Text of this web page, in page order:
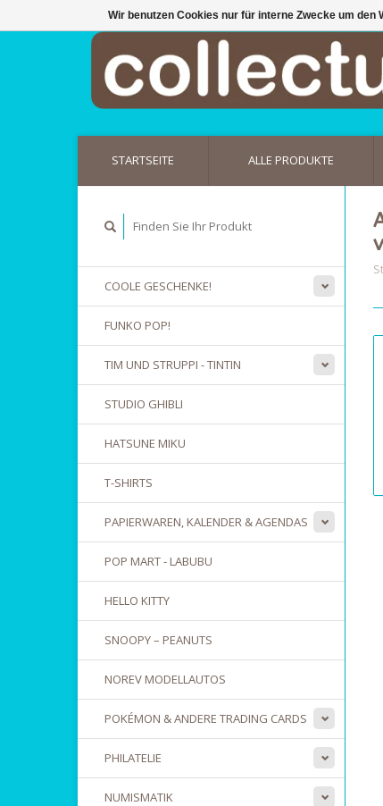
STARTSEITE ALLE PRODUKTE
COOLE GESCHENKE!
FUNKO POP!
TIM UND STRUPPI - TINTIN
STUDIO GHIBLI
HATSUNE MIKU
T-SHIRTS
PAPIERWAREN, KALENDER & AGENDAS
POP MART - LABUBU
HELLO KITTY
SNOOPY – PEANUTS
NOREV MODELLAUTOS
POKÉMON & ANDERE TRADING CARDS
PHILATELIE
NUMISMATIK
Wir benutzen Cookies nur für interne Zwecke um den